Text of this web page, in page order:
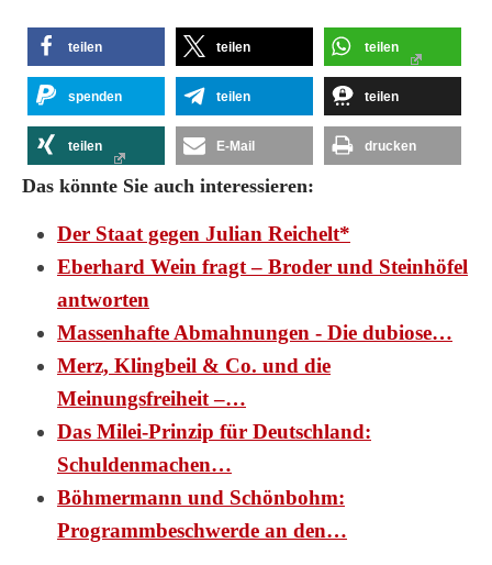
teilen teilen teilen
spenden teilen teilen
teilen E-Mail drucken
Das könnte Sie auch interessieren:
Der Staat gegen Julian Reichelt*
Eberhard Wein fragt – Broder und Steinhöfel
antworten
Massenhafte Abmahnungen - Die dubiose…
Merz, Klingbeil & Co. und die
Meinungsfreiheit –…
Das Milei-Prinzip für Deutschland:
Schuldenmachen…
Böhmermann und Schönbohm:
Programmbeschwerde an den…